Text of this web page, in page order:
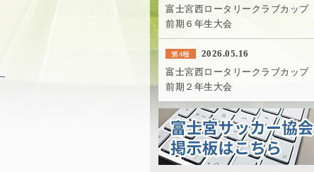
富士宮西ロータリークラブカップ
前期６年生大会
第4種
2026.05.16
富士宮西ロータリークラブカップ
前期２年生大会